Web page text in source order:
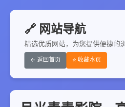
🔗 网站导航
精选优质网站，为您提供便捷的
← 返回首页 ⭐ 收藏本页